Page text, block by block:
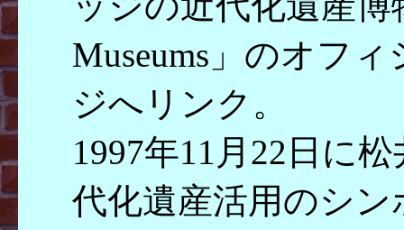
Museums」のオフ
ジへリンク。
1997年11月22日に
代化遺産活用のシ